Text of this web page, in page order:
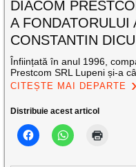
DIACOM
A FONDATORULUI
CONSTANTIN DICU
Înființată în anul 1996,
Prestcom SRL Lupeni și-a
CITEȘTE MAI DEPARTE
Distribuie acest articol